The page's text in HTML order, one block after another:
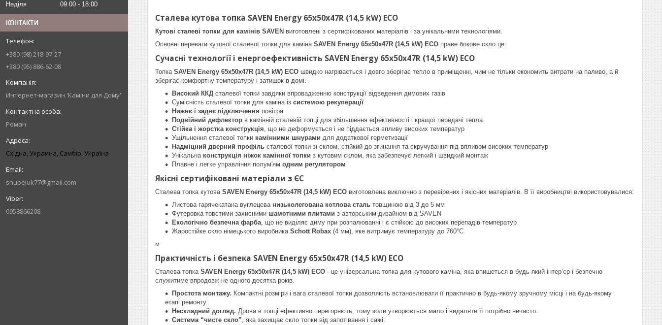
Неділя
09:00 18:00
КОНТАКТИ
+380 (98) 218-97-27
+380 (95) 886-62-08
Интернет-магазин 'Каміни для Дому'
Роман
Східна, Украина, Самбір, Україна
shupeluk77@gmail.com
0958866208
Сталева кутова топка SAVEN Energy 65х50х47R (14,5 kW) ECO
Кутові сталеві топки для камінів SAVEN виготовлені з сертифікованих матеріалів і за унікальними технологіями.
Основні переваги кутової сталевої топки для каміна SAVEN Energy 65х50х47R (14,5 kW) ECO праве бокове скло це:
Сучасні технології і енергоефективність SAVEN Energy 65х50х47R (14,5 kW) ECO
Топка SAVEN Energy 65х50х47R (14,5 kW) ECO швидко нагрівається і довго зберігає тепло в приміщенні, чим не тільки економить витрати на паливо, а й
зберігає комфортну температуру і затишок в домі.
Високий ККД сталевої топки завдяки впровадженню конструкції відведення димових газів
Сумісність сталевої топки для каміна із системою рекуперації
Нижнє і заднє підключення повітря
Подвійний дефлектор в камінній сталевій топці для збільшення ефективності і кращої передачі тепла
Стійка і жорстка конструкція, що не деформується і не піддається впливу високих температур
Ущільнення сталевої топки камінними шнурами для додаткової герметизації
Надміцний дверний профіль сталевої топки зі склом, стійкий до згинання та скручування під впливом високих температур
Унікальна конструкція ніжок камінної топки з кутовим склом, яка забезпечує легкий і швидкий монтаж
Плавне і легке управління полум'ям одним регулятором
Якісні сертифіковані матеріали з ЄС
Сталева топка кутова SAVEN Energy 65х50х47R (14,5 kW) ECO виготовлена виключно з перевірених і якісних матеріалів. В її виробництві використовувалися:
Листова гарячекатана вуглецева низьколегована котлова сталь товщиною від 3 до 5 мм
Футеровка товстими захисними шамотними плитами з авторським дизайном від SAVEN
Екологічно безпечна фарба, що не виділяє диму при розпалюванні і є стійкою до високих перепадів температур
Жаростійке скло німецького виробника Schott Robax (4 мм), яке витримує температуру до 760°C
м
Практичність і безпека SAVEN Energy 65х50х47R (14,5 kW) ECO
Сталева топка SAVEN Energy 65х50х47R (14,5 kW) ECO - це універсальна топка для кутового каміна, яка впишеться в будь-який інтер’єр і безпечно
служитиме впродовж не одного десятка років.
Простота монтажу. Компактні розміри і вага сталевої топки дозволяють встановлювати її практично в будь-якому зручному місці і на будь-якому
етапі ремонту.
Нескладний догляд. Дрова в топці ефективно перегоряють, тому золи утворюється мало і видаляти її потрібно нечасто.
Система “чисте скло”, яка захищає скло топки від запотівання і сажі.